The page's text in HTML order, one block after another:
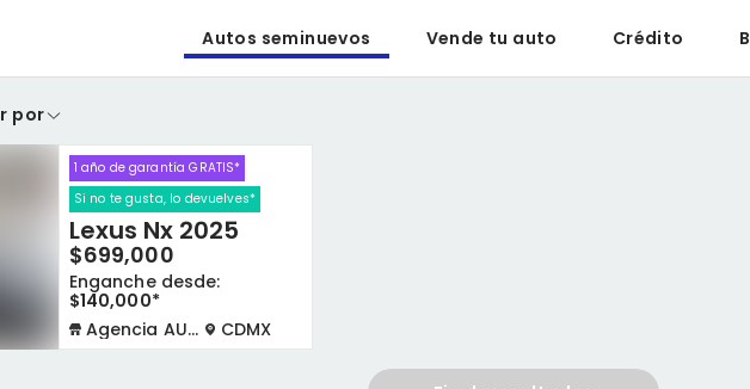
Autos seminuevos Vende tu auto Crédito
por
1 año de garantía GRATIS*
Si no te gusta, lo devuelves*
Lexus Nx 2025
$699,000
Enganche desde:
$140,000*
Agencia AUTOCOM
CDMX